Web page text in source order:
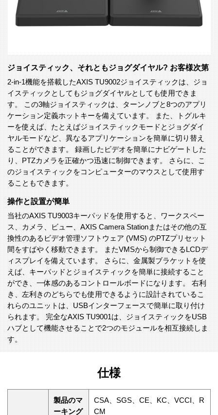
ジョイスティック、それともジョグダイヤル? お客様次第
2-in-1機能を搭載したAXIS TU9002ジョイスティックは、ジョ
イスティックとしてもジョグダイヤルとしても使用できま
す。 この3軸ジョイスティックは、ターンノブと8つのアプリ
ケーション定義ホットキーを備えています。 また、トグルキ
ーを使えば、たとえばジョイスティックモードとジョグダイ
ヤルモードなど、異なるアプリケーションを簡単に切り替え
ることができます。 録画したビデオを簡単にナビゲートした
り、PTZカメラを正確かつ迅速に制御できます。 さらに、こ
のジョイスティックをコンピューターのマウスとして使用す
ることもできます。
操作と設置が簡単
当社のAXIS TU9003キーパッドを使用すると、ワークスペー
ス、カメラ、ビュー、AXIS Camera Stationまたはその他の互
換性のあるビデオ管理ソフトウェア (VMS) のPTZプリセット
間をすばやく移動できます。 またVMSから制御できるLCDデ
ィスプレイを備えています。 さらに、金属製ブラケットを使
えば、キーパッドとジョイスティックを簡単に接続すること
ができ、一体感のあるコントロールボードになります。 右利
き、左利きのどちらでも使用できるように設計されているこ
れらのユニットは、USBインターフェースで簡単に取り付け
られます。 完全なAXIS TU9001は、ジョイスティックをUSB
ハブとして機能させることで2つのモジュールを相互接続しま
す。
仕様
製品のマ
ーキング
CSA、SGS、CE、KC、VCCI、R
CM